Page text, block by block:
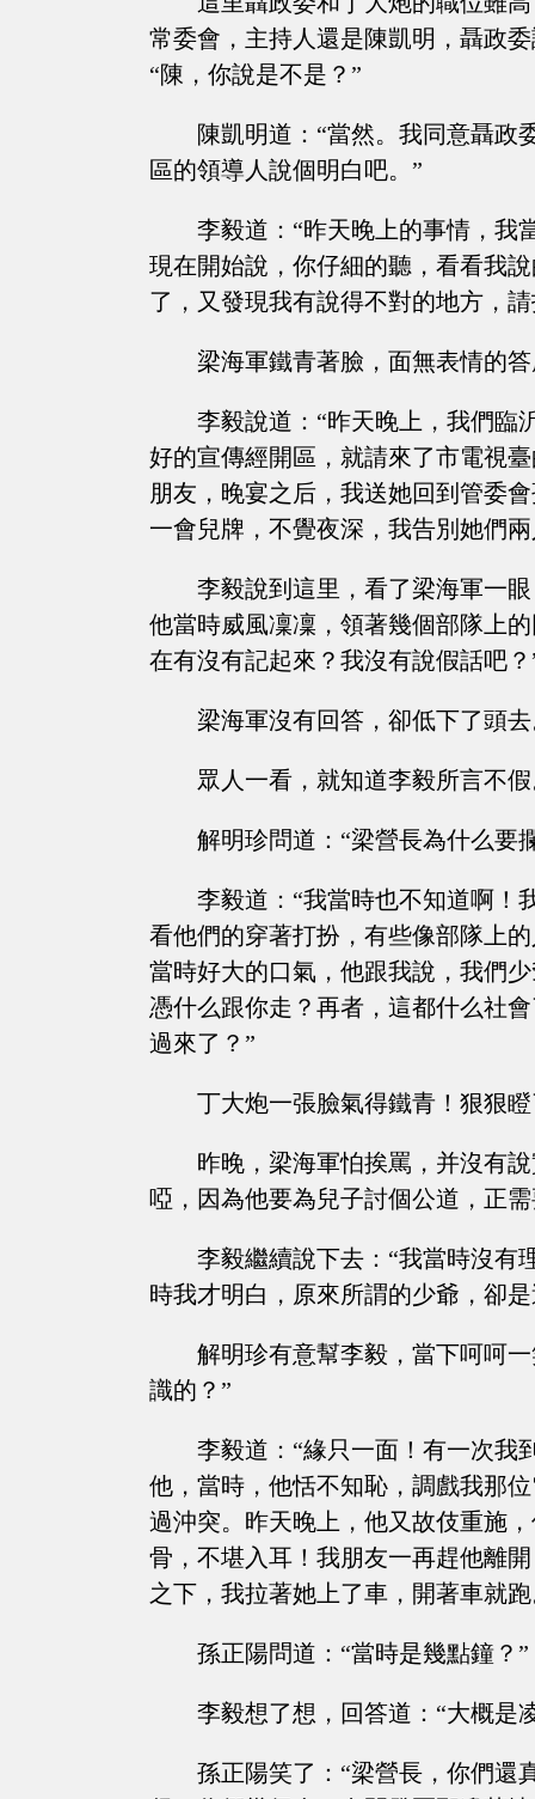
常委會，主持人還是陳凱明，聶政
“陳，你說是不是？”
陳凱明道：“當然。我同意聶政
區的領導人說個明白吧。”
李毅道：“昨天晚上的事情，我
現在開始說，你仔細的聽，看看我
了，又發現我有說得不對的地方，
梁海軍鐵青著臉，面無表情的
李毅說道：“昨天晚上，我們臨
好的宣傳經開區，就請來了市電視
朋友，晚宴之后，我送她回到管委
一會兒牌，不覺夜深，我告別她們
李毅說到這里，看了梁海軍一
他當時威風凜凜，領著幾個部隊上
在有沒有記起來？我沒有說假話吧？
梁海軍沒有回答，卻低下了頭
眾人一看，就知道李毅所言不
解明珍問道：“梁營長為什么要
李毅道：“我當時也不知道啊！
看他們的穿著打扮，有些像部隊上
當時好大的口氣，他跟我說，我們
憑什么跟你走？再者，這都什么社
過來了？”
丁大炮一張臉氣得鐵青！狠狠
昨晚，梁海軍怕挨罵，并沒有
啞，因為他要為兒子討個公道，正
李毅繼續說下去：“我當時沒有
時我才明白，原來所謂的少爺，卻
解明珍有意幫李毅，當下呵呵
識的？”
李毅道：“緣只一面！有一次我
他，當時，他恬不知恥，調戲我那
過沖突。昨天晚上，他又故伎重施
骨，不堪入耳！我朋友一再趕他離
之下，我拉著她上了車，開著車就跑
孫正陽問道：“當時是幾點鐘？”
李毅想了想，回答道：“大概是
孫正陽笑了：“梁營長，你們還